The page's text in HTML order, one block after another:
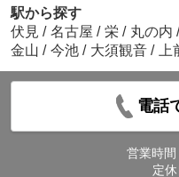
駅から探す
伏見 / 名古屋 / 栄 / 丸の内 /
金山 / 今池 / 大須観音 /
電話
営業時間
定休